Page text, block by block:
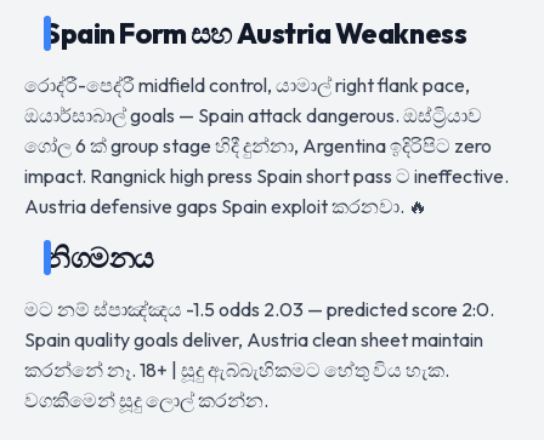
Spain Form සහ Austria Weakness
රොද්රී-පෙද්රී midfield control, යාමාල් right flank pace,
ඔයාර්සාබාල් goals — Spain attack dangerous. ඔස්ට්‍රියාව
ගෝල 6 ක් group stage හිදී දුන්නා, Argentina ඉදිරිපිට zero
impact. Rangnick high press Spain short pass ට ineffective.
Austria defensive gaps Spain exploit කරනවා. 🔥
නිගමනය
මට නම් ස්පාඤ්ඤය -1.5 odds 2.03 — predicted score 2:0.
Spain quality goals deliver, Austria clean sheet maintain
කරන්නේ නෑ. 18+ | සූදු ඇබ්බැහිකමට හේතු විය හැක.
වගකීමෙන් සූදු ලොල් කරන්න.